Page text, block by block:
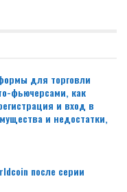
для торговли
фьючерсами, как
и вход в
и недостатки,
после серии